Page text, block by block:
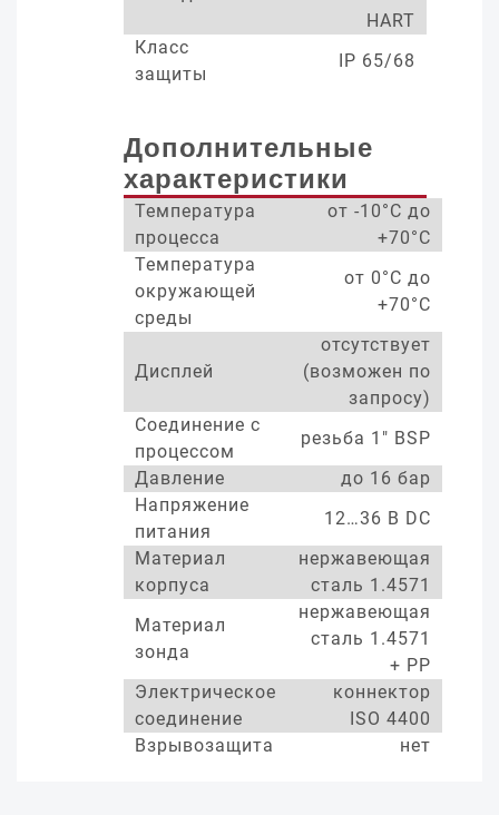
HART
Класс
защиты
IP 65/68
Дополнительные
характеристики
Температура
процесса
от -10°С до
+70°С
Температура
окружающей
среды
от 0°С до
+70°С
Дисплей
отсутствует
(возможен по
запросу)
Соединение с
процессом
резьба 1" BSP
Давление
до 16 бар
Напряжение
питания
12…36 В DC
Материал
корпуса
нержавеющая
сталь 1.4571
Материал
зонда
нержавеющая
сталь 1.4571
+ РР
Электрическое
соединение
коннектор
ISO 4400
Взрывозащита
нет